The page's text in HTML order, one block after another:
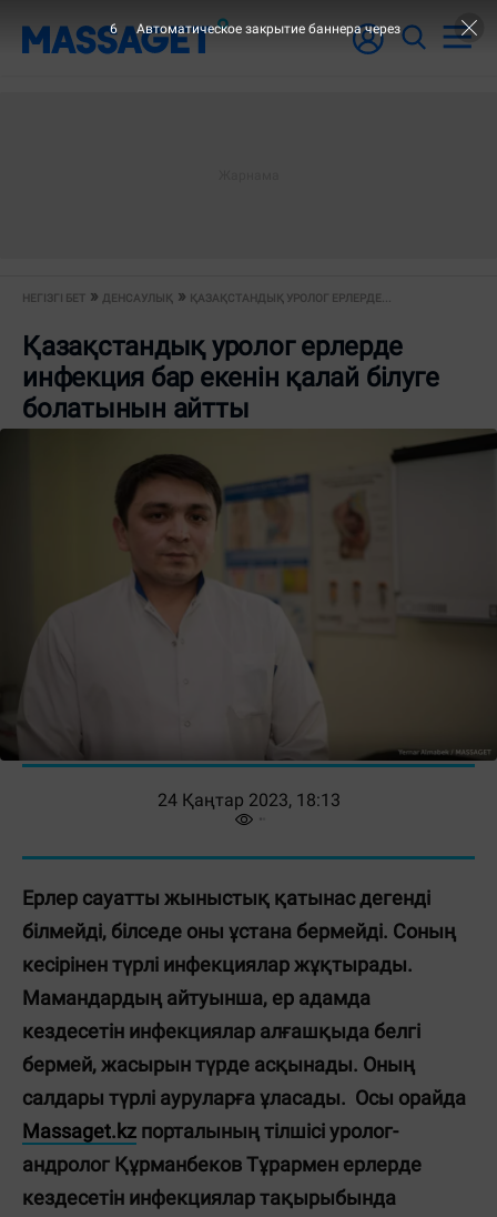
НЕГІЗГІ БЕТ ДЕНСАУЛЫҚ ҚАЗАҚСТАНДЫҚ УРОЛОГ ЕРЛЕРДЕ...
Қазақстандық уролог ерлерде
инфекция бар екенін қалай білуге
болатынын айтты
24 Қаңтар 2023, 18:13
Ерлер сауатты жыныстық қатынас дегенді
білмейді, білседе оны ұстана бермейді. Соның
кесірінен түрлі инфекциялар жұқтырады.
Мамандардың айтуынша, ер адамда
кездесетін инфекциялар алғашқыда белгі
бермей, жасырын түрде асқынады. Оның
салдары түрлі ауруларға ұласады. Осы орайда
Massaget.kz порталының тілшісі уролог-
андролог Құрманбеков Тұрармен ерлерде
кездесетін инфекциялар тақырыбында
5 Автоматическое закрытие баннера через